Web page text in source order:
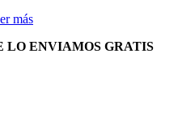
más
LO ENVIAMOS GRATIS